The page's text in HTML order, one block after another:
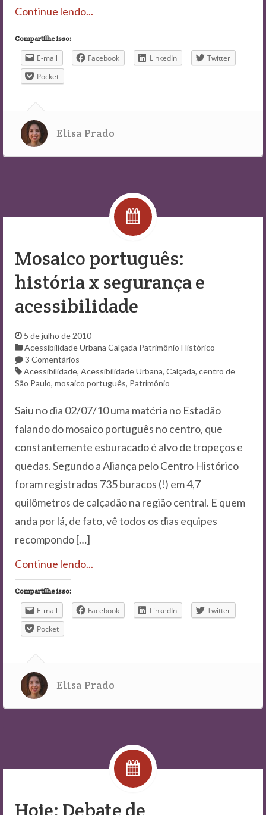
Continue lendo...
Compartilhe isso:
E-mail Facebook LinkedIn
Twitter
Pocket
Elisa Prado
Mosaico português:
história x segurança e
acessibilidade
5 de julho de 2010
Acessibilidade Urbana Calçada Patrimônio Histórico
3 Comentários
Acessibilidade, Acessibilidade Urbana, Calçada, centro de
São Paulo, mosaico português, Patrimônio
Saiu no dia 02/07/10 uma matéria no Estadão
falando do mosaico português no centro, que
constantemente esburacado é alvo de tropeços e
quedas. Segundo a Aliança pelo Centro Histórico
foram registrados 735 buracos (!) em 4,7
quilômetros de calçadão na região central. E quem
anda por lá, de fato, vê todos os dias equipes
recompondo […]
Continue lendo...
Compartilhe isso:
E-mail Facebook LinkedIn
Twitter
Pocket
Elisa Prado